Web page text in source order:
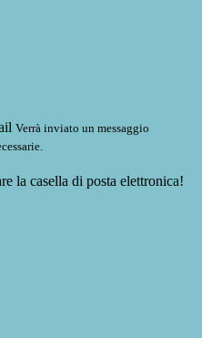
Verrà inviato un messaggio
la casella di posta elettronica!